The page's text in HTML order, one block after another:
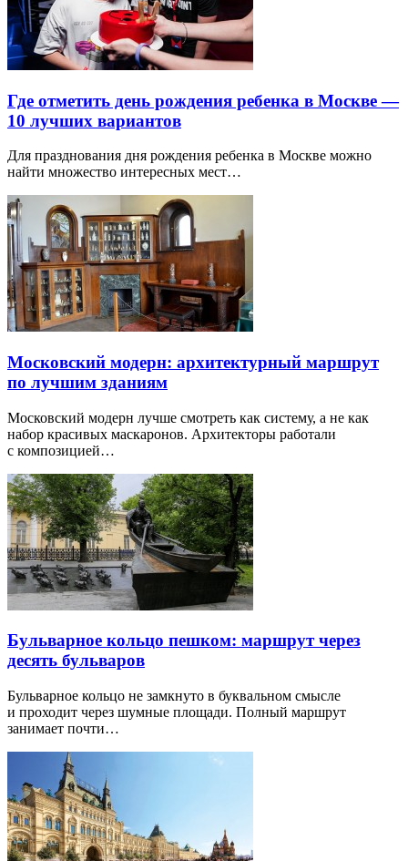
Где отметить день рождения ребенка в Москве —
10 лучших вариантов
Для празднования дня рождения ребенка в Москве можно
найти множество интересных мест…
Московский модерн: архитектурный маршрут
по лучшим зданиям
Московский модерн лучше смотреть как систему, а не как
набор красивых маскаронов. Архитекторы работали
с композицией…
Бульварное кольцо пешком: маршрут через
десять бульваров
Бульварное кольцо не замкнуто в буквальном смысле
и проходит через шумные площади. Полный маршрут
занимает почти…